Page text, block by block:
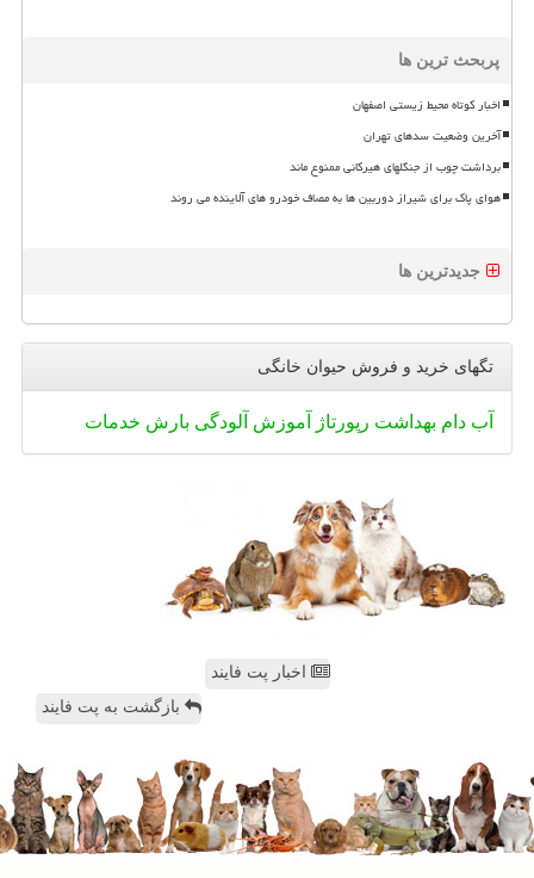
پربحث ترین ها
اخبار کوتاه محیط زیستی اصفهان
آخرین وضعیت سدهای تهران
برداشت چوب از جنگلهای هیرکانی ممنوع ماند
هوای پاک برای شیراز دوربین ها به مصاف خودرو های آلاینده می روند
جدیدترین ها
تگهای خرید و فروش حیوان خانگی
آب دام بهداشت رپورتاژ آموزش آلودگی بارش خدمات
اخبار پت فایند
بازگشت به پت فایند